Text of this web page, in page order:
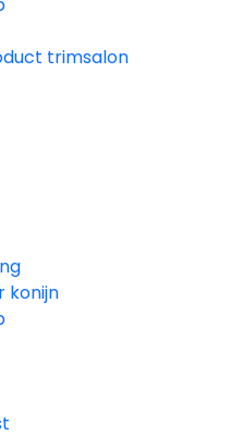
trimsalon
konijn